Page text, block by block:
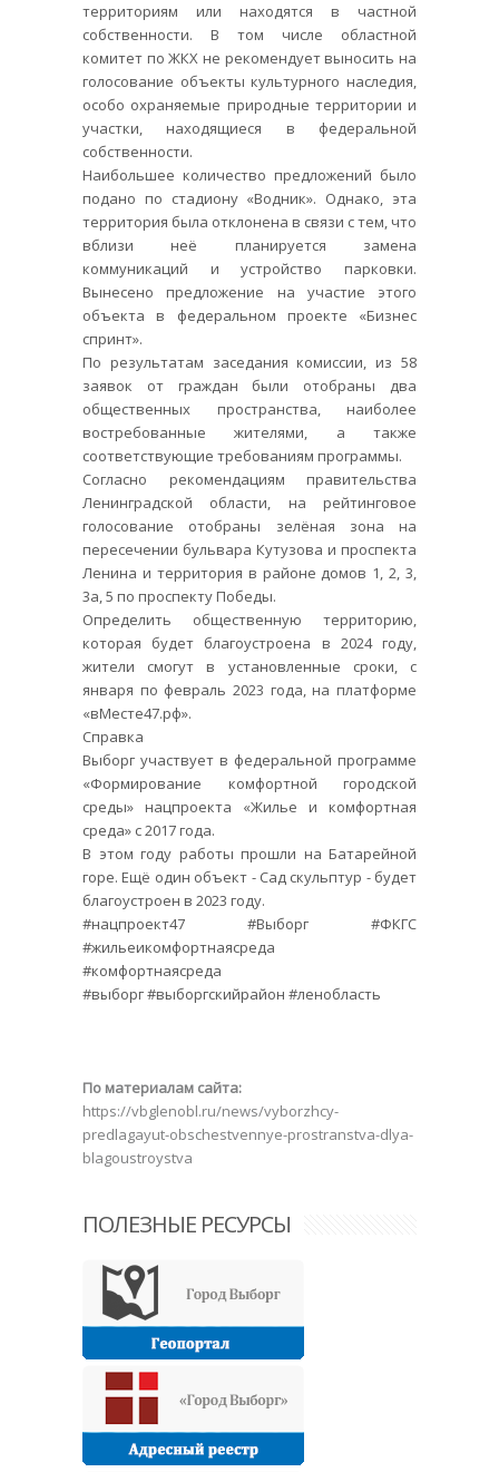
территориям или находятся в частной
собственности. В том числе областной
комитет по ЖКХ не рекомендует выносить на
голосование объекты культурного наследия,
особо охраняемые природные территории и
участки, находящиеся в федеральной
собственности.
Наибольшее количество предложений было
подано по стадиону «Водник». Однако, эта
территория была отклонена в связи с тем, что
вблизи неё планируется замена
коммуникаций и устройство парковки.
Вынесено предложение на участие этого
объекта в федеральном проекте «Бизнес
спринт».
По результатам заседания комиссии, из 58
заявок от граждан были отобраны два
общественных пространства, наиболее
востребованные жителями, а также
соответствующие требованиям программы.
Согласно рекомендациям правительства
Ленинградской области, на рейтинговое
голосование отобраны зелёная зона на
пересечении бульвара Кутузова и проспекта
Ленина и территория в районе домов 1, 2, 3,
3а, 5 по проспекту Победы.
Определить общественную территорию,
которая будет благоустроена в 2024 году,
жители смогут в установленные сроки, с
января по февраль 2023 года, на платформе
«вМесте47.рф».
Справка
Выборг участвует в федеральной программе
«Формирование комфортной городской
среды» нацпроекта «Жилье и комфортная
среда» с 2017 года.
В этом году работы прошли на Батарейной
горе. Ещё один объект - Сад скульптур - будет
благоустроен в 2023 году.
#нацпроект47 #Выборг #ФКГС
#жильеикомфортнаясреда
#комфортнаясреда
#выборг #выборгскийрайон #ленобласть
По материалам сайта:
https://vbglenobl.ru/news/vyborzhcy-
predlagayut-obschestvennye-prostranstva-dlya-
blagoustroystva
ПОЛЕЗНЫЕ РЕСУРСЫ